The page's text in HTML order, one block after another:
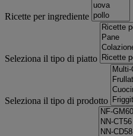
Ricette per ingrediente
Seleziona il tipo di piatto
Seleziona il tipo di prodotto